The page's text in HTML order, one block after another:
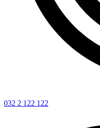
032 2 122 122